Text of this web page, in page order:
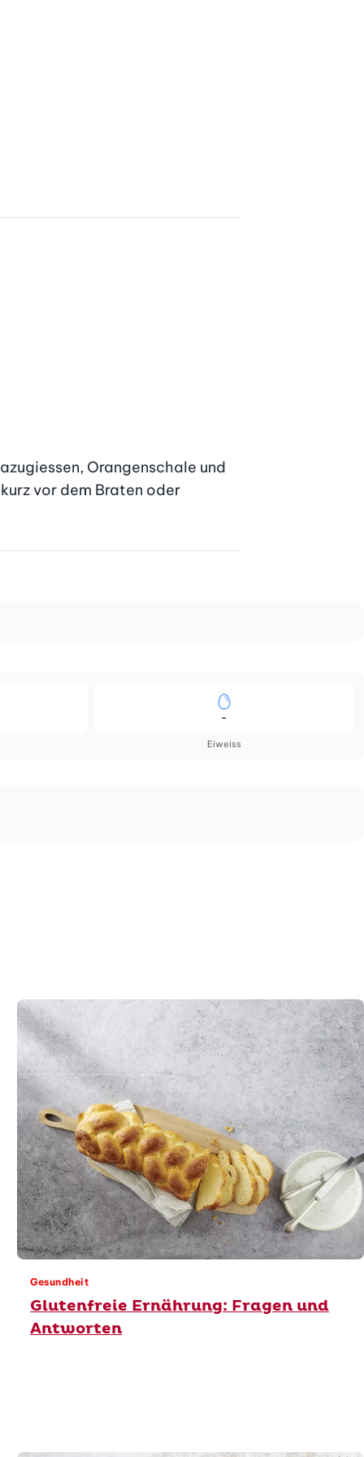
Orangenschale und
vor dem Braten oder
Eiweiss
-
Gesundheit
Glutenfreie Ernährung: Fragen und
Antworten